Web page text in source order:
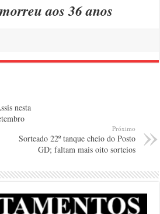
aos 36 anos
nesta
Próximo
Sorteado 22º tanque cheio do Posto
GD; faltam mais oito sorteios